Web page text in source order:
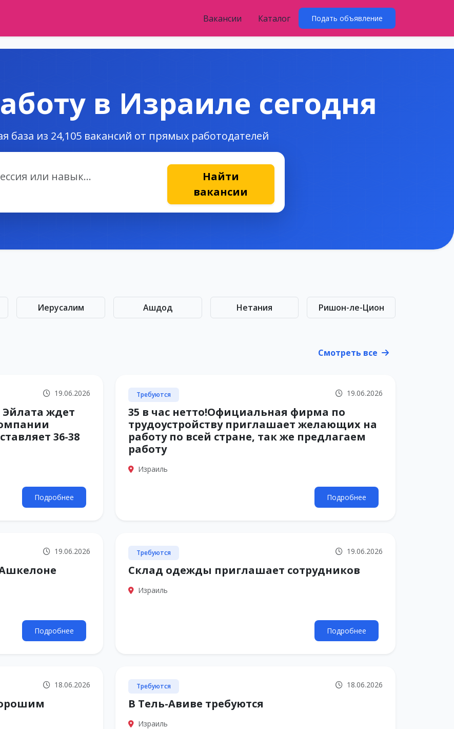
Вакансии Каталог Подать объявление
в Израиле сегодня
база из 24,105 вакансий от прямых работодателей
Найти
вакансии
Иерусалим Ашдод Нетания Ришон-ле-Цион
Смотреть все
19.06.2026
Эйлата ждет
36-38
Подробнее
Требуются 19.06.2026
35 в час нетто!Официальная фирма по
трудоустройству приглашает желающих на
работу по всей стране, так же предлагаем
работу
Израиль
Подробнее
19.06.2026
Подробнее
Требуются 19.06.2026
Склад одежды приглашает сотрудников
Израиль
Подробнее
18.06.2026 Требуются 18.06.2026
В Тель-Авиве требуются
Израиль